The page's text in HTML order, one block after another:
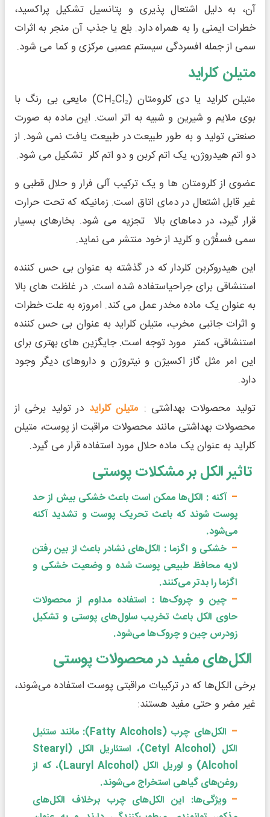
آن، به دلیل اشتعال پذیری و پتانسیل تشکیل پراکسید،
خطرات ایمنی را به همراه دارد. بلع یا جذب آن منجر به اثرات
سمی از جمله افسردگی سیستم عصبی مرکزی و کما می شود.
متیلن کلراید
متیلن کلراید یا دی کلرومتان (CH₂Cl₂) مایعی بی رنگ با
بوی ملایم و شیرین و شبیه به اتر است. این ماده به صورت
صنعتی تولید و به طور طبیعت در طبیعت یافت نمی شود. از
دو اتم هیدروژن، یک اتم کربن و دو اتم کلر تشکیل می شود.
عضوی از کلرومتان ها و یک ترکیب آلی فرار و حلال قطبی و
غیر قابل اشتعال در دمای اتاق است. زمانیکه که تحت حرارت
قرار گیرد، در دماهای بالا تجزیه می شود. بخارهای بسیار
سمی فسفُژن و کلرید از خود منتشر می نماید.
این هیدروکربن کلردار که در گذشته به عنوان بی حس کننده
استنشاقی برای جراحیاستفاده شده است. در غلظت های بالا
به عنوان یک ماده مخدر عمل می کند. امروزه به علت خطرات
و اثرات جانبی مخرب، متیلن کلراید به عنوان بی حس کننده
استنشاقی، کمتر مورد توجه است. جایگزین های بهتری برای
این امر مثل گاز اکسیژن و نیتروژن و داروهای دیگر وجود
دارد.
تولید محصولات بهداشتی : متیلن کلراید در تولید برخی از
محصولات بهداشتی مانند محصولات مراقبت از پوست، متیلن
کلراید به عنوان یک ماده حلال مورد استفاده قرار می گیرد.
تاثیر الکل بر مشکلات پوستی
آکنه : الکل‌ها ممکن است باعث خشکی بیش از حد
پوست شوند که باعث تحریک پوست و تشدید آکنه
می‌شود.
خشکی و اگزما : الکل‌های نشادر باعث از بین رفتن
لایه محافظ طبیعی پوست شده و وضعیت خشکی و
اگزما را بدتر می‌کنند.
چین و چروک‌ها : استفاده مداوم از محصولات
حاوی الکل باعث تخریب سلول‌های پوستی و تشکیل
زودرس چین و چروک‌ها می‌شود.
الکل‌های مفید در محصولات پوستی
برخی الکل‌ها که در ترکیبات مراقبتی پوست استفاده می‌شوند،
غیر مضر و حتی مفید هستند:
الکل‌های چرب (Fatty Alcohols): مانند ستئیل
الکل (Cetyl Alcohol)، استئاریل الکل (Stearyl
Alcohol) و لوریل الکل (Lauryl Alcohol)، که از
روغن‌های گیاهی استخراج می‌شوند.
ویژگی‌ها: این الکل‌های چرب برخلاف الکل‌های